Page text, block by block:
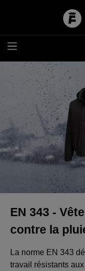
EN 343 -
contre la
La norme EN 343
travail résistants